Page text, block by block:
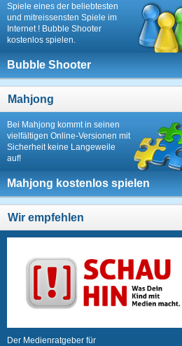
Spiele eines der beliebtesten
und mitreissensten Spiele im
Internet ! Bubble Shooter
kostenlos spielen.
Bubble Shooter
Mahjong
Bei Mahjong kommt in seinen
vielfältigen Online-Versionen mit
Sicherheit keine Langeweile
auf!
Mahjong kostenlos spielen
Wir empfehlen
Der Medienratgeber für